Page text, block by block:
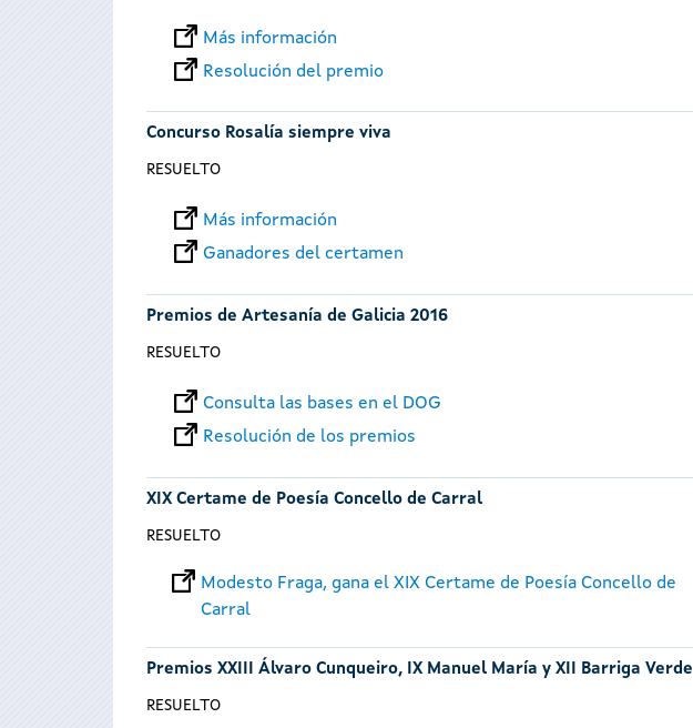
Más información
Resolución del premio
Concurso Rosalía siempre viva
RESUELTO
Más información
Ganadores del certamen
Premios de Artesanía de Galicia 2016
RESUELTO
Consulta las bases en el DOG
Resolución de los premios
XIX Certame de Poesía Concello de Carral
RESUELTO
Modesto Fraga, gana el XIX Certame de Poesía Concello de
Carral
Premios XXIII Álvaro Cunqueiro, IX Manuel María y XII Barriga Verde
RESUELTO